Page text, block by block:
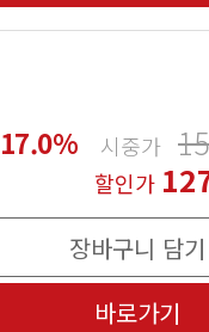
17.0% 시중가
할인가
장바구니 담기
바로가기